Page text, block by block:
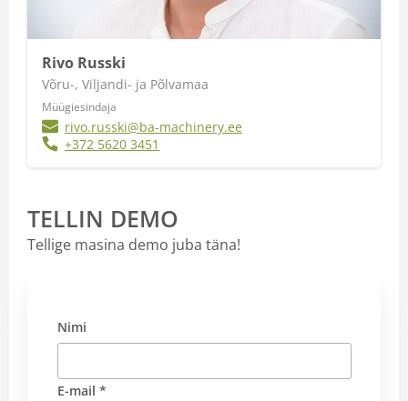
Rivo Russki
Võru-, Viljandi- ja Põlvamaa
Müügiesindaja
rivo.russki@ba-machinery.ee
+372 5620 3451
TELLIN DEMO
Tellige masina demo juba täna!
Nimi
E-mail *